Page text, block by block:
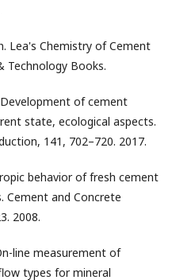
Lea's Chemistry of Cement
Technology Books.
Development of cement
state, ecological aspects.
141, 702–720. 2017.
behavior of fresh cement
Cement and Concrete
2008.
line measurement of
types for mineral